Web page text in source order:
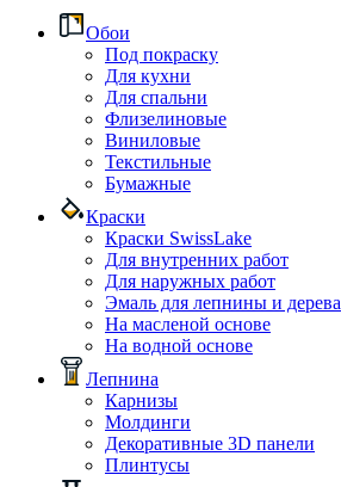
Обои
Под покраску
Для кухни
Для спальни
Флизелиновые
Виниловые
Текстильные
Бумажные
Краски
Краски SwissLake
Для внутренних работ
Для наружных работ
Эмаль для лепнины и дерева
На масленой основе
На водной основе
Лепнина
Карнизы
Молдинги
Декоративные 3D панели
Плинтусы